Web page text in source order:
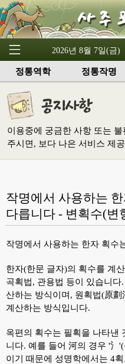
2026년 8월 7일(금)
정통역학 정통작명
이용중에 궁금한 사항 또는
주시면, 보다 나은 서비스 제
작명에서 사용하는
다릅니다 - 변획수(변
작명에서 사용하는 한자 획수
한자(한문 글자)의 획수를 계
곡획법, 관용법 등이 있습니
산하는 방식이며, 원획법(原
계산하는 방식입니다.
옥편의 획수는 필획을 나타낸
니다. 예를 들어 河의 경우 '氵
이기 때문에 성명학에서는 4